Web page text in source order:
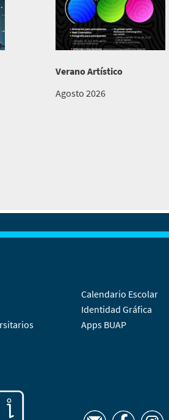
Verano Artístico
Agosto 2026
Calendario Escolar
Identidad Gráfica
Apps BUAP